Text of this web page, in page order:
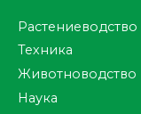
Растениеводство
Техника
Животноводство
Наука